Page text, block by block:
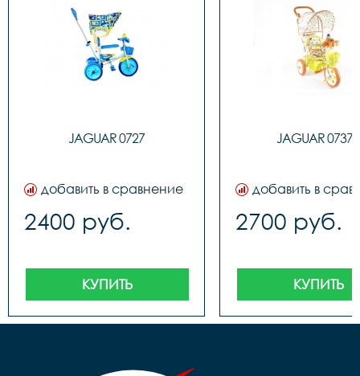
JAGUAR 0727
добавить в сравнение
2400 руб.
КУПИТЬ
JAGUAR 0737K
добавить в
2700 руб.
КУПИТЬ